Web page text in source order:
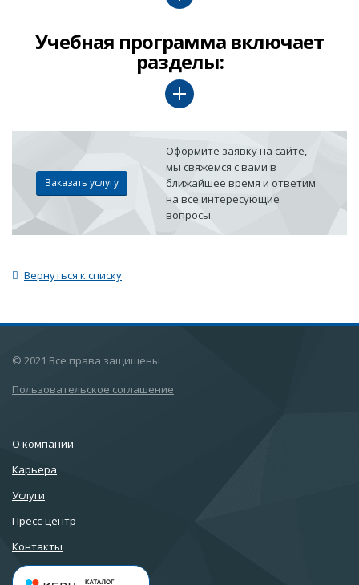
Учебная программа включает
разделы:
Заказать услугу
Оформите заявку на сайте,
мы свяжемся с вами в
ближайшее время и ответим
на все интересующие
вопросы.
Вернуться к списку
© 2021 Все права защищены
Пользовательское соглашение
О компании
Карьера
Услуги
Пресс-центр
Контакты